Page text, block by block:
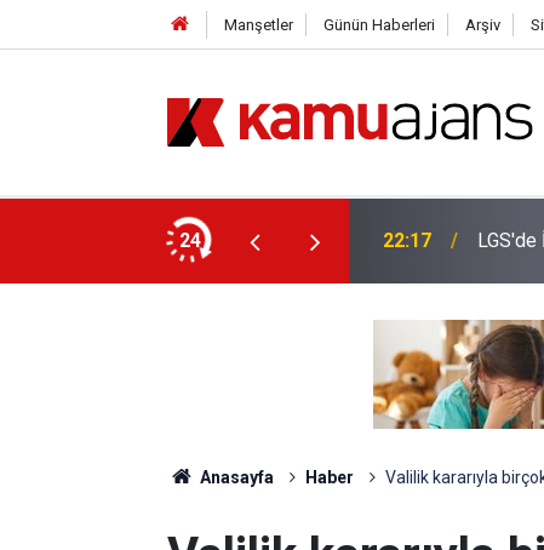
Manşetler Günün Haberleri Arşiv
24
Şırnak’a Gidiyor 22:17 LGS'de
Anasayfa Haber Valilik kararıyla